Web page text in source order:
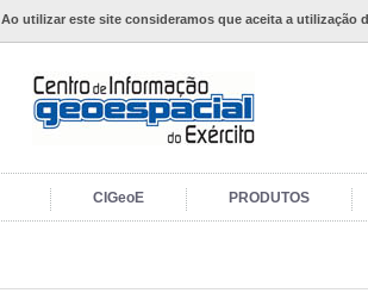
Ao utilizar este site consideramos que aceita a utilização
CIGeoE PRODUTOS